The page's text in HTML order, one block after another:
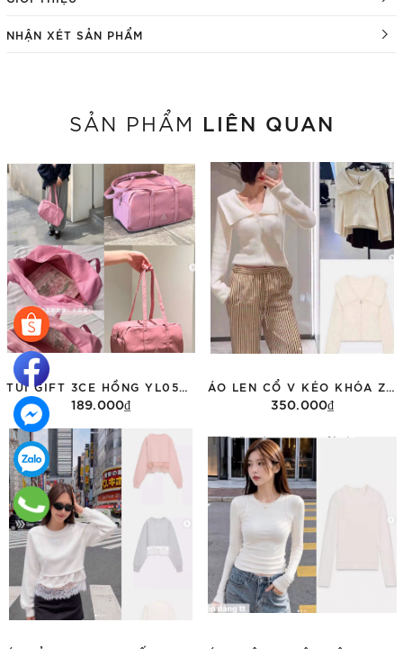
NHẬN XÉT SẢN PHẨM
SẢN PHẨM LIÊN QUAN
189.000₫
Thêm vào giỏ hàng
350.000₫
Tùy chọn